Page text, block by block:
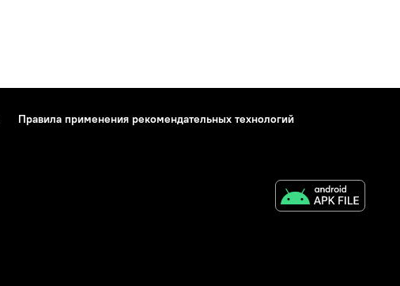
Правила применения рекомендательных технологий